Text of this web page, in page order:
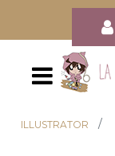
Open
ILLUSTRATOR